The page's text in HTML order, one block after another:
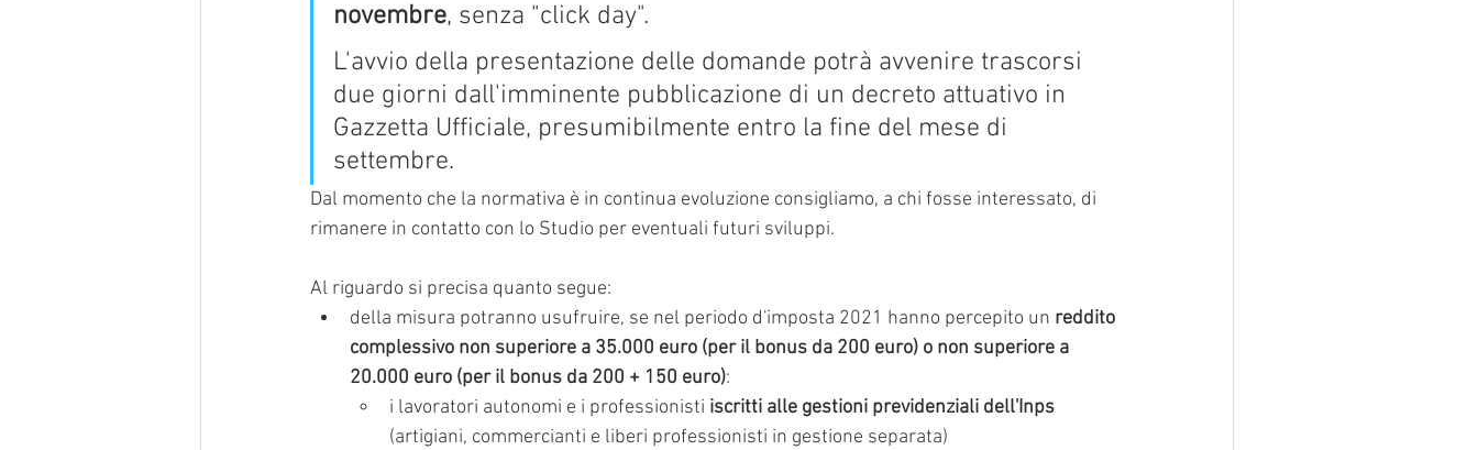
novembre, senza "click day".
L'avvio della presentazione delle domande potrà avvenire trascorsi
due giorni dall'imminente pubblicazione di un decreto attuativo in
Gazzetta Ufficiale, presumibilmente entro la fine del mese di
settembre.
Dal momento che la normativa è in continua evoluzione consigliamo, a chi fosse interessato, di
rimanere in contatto con lo Studio per eventuali futuri sviluppi.
Al riguardo si precisa quanto segue:
della misura potranno usufruire, se nel periodo d'imposta 2021 hanno percepito un reddito
complessivo non superiore a 35.000 euro (per il bonus da 200 euro) o non superiore a
20.000 euro (per il bonus da 200 + 150 euro):
i lavoratori autonomi e i professionisti iscritti alle gestioni previdenziali dell'Inps
(artigiani, commercianti e liberi professionisti in gestione separata)